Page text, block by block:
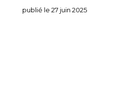
publié le 27 juin 2025